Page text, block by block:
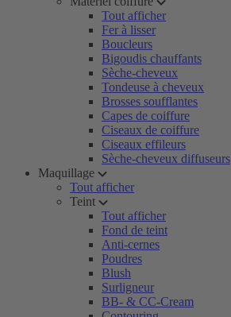
Tout afficher
Fer à lisser
Boucleurs
Bigoudis chauffants
Sèche-cheveux
Tondeuse à cheveux
Brosses soufflantes
Capes de coiffure
Ciseaux de coiffure
Ciseaux effileurs
Sèche-cheveux diffuseurs
Maquillage
Tout afficher
Teint
Tout afficher
Fond de teint
Anti-cernes
Poudres
Blush
Surligneur
BB- & CC-Cream